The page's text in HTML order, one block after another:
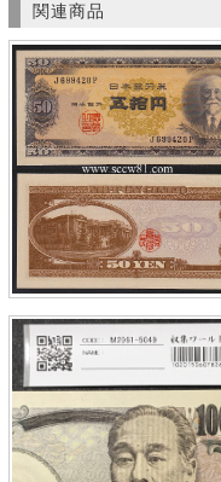
関連商品